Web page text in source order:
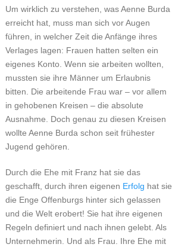
Um wirklich zu verstehen, was Aenne Burda
erreicht hat, muss man sich vor Augen
führen, in welcher Zeit die Anfänge ihres
Verlages lagen: Frauen hatten selten ein
eigenes Konto. Wenn sie arbeiten wollten,
mussten sie ihre Männer um Erlaubnis
bitten. Die arbeitende Frau war – vor allem
in gehobenen Kreisen – die absolute
Ausnahme. Doch genau zu diesen Kreisen
wollte Aenne Burda schon seit frühester
Jugend gehören.
Durch die Ehe mit Franz hat sie das
geschafft, durch ihren eigenen Erfolg hat sie
die Enge Offenburgs hinter sich gelassen
und die Welt erobert! Sie hat ihre eigenen
Regeln definiert und nach ihnen gelebt. Als
Unternehmerin. Und als Frau. Ihre Ehe mit